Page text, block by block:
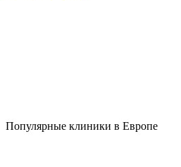
Популярные клиники в Европе